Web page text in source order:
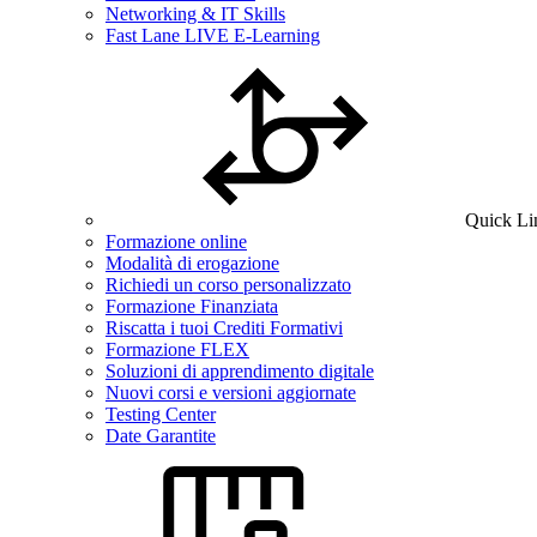
Networking & IT Skills
Fast Lane LIVE E-Learning
Quick
Formazione online
Modalità di erogazione
Richiedi un corso personalizzato
Formazione Finanziata
Riscatta i tuoi Crediti Formativi
Formazione FLEX
Soluzioni di apprendimento digitale
Nuovi corsi e versioni aggiornate
Testing Center
Date Garantite